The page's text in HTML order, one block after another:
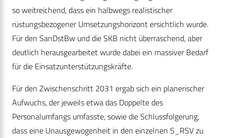
so weitreichend, dass ein halbwegs realistischer
rüstungsbezogener Umsetzungshorizont ersichtlich wurde.
Für den SanDstBw und die SKB nicht überraschend, aber
deutlich herausgearbeitet wurde dabei ein massiver Bedarf
für die Einsatzunterstützungskräfte.
Für den Zwischenschritt 2031 ergab sich ein planerischer
Aufwuchs, der jeweils etwa das Doppelte des
Personalumfangs umfasste, sowie die Schlussfolgerung,
dass eine Unausgewogenheit in den einzelnen S_RSV zu